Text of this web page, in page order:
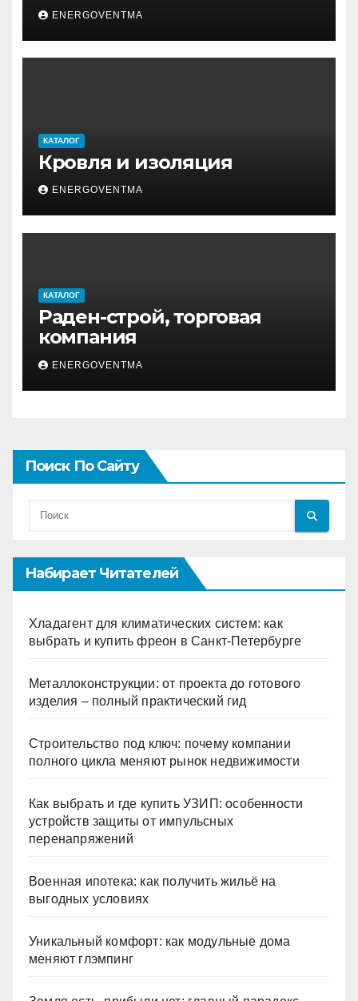
ENERGOVENTMA
КАТАЛОГ
Кровля и изоляция
ENERGOVENTMA
КАТАЛОГ
Раден-строй, торговая
компания
ENERGOVENTMA
Поиск По Сайту
Набирает Читателей
Хладагент для климатических систем: как
выбрать и купить фреон в Санкт-Петербурге
Металлоконструкции: от проекта до готового
изделия – полный практический гид
Строительство под ключ: почему компании
полного цикла меняют рынок недвижимости
Как выбрать и где купить УЗИП: особенности
устройств защиты от импульсных
перенапряжений
Военная ипотека: как получить жильё на
выгодных условиях
Уникальный комфорт: как модульные дома
меняют глэмпинг